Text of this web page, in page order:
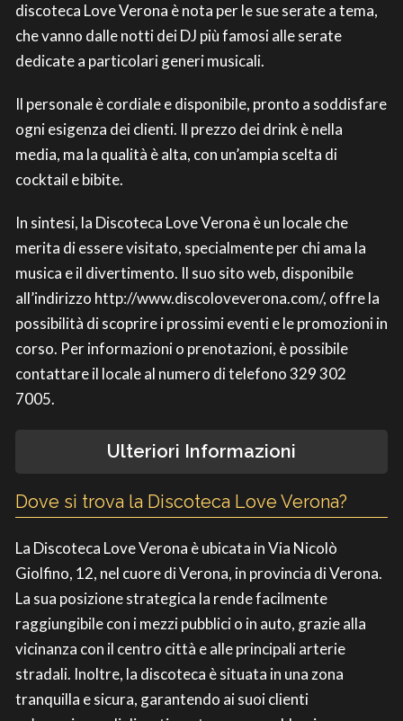
discoteca Love Verona è nota per le sue serate a tema,
che vanno dalle notti dei DJ più famosi alle serate
dedicate a particolari generi musicali.
Il personale è cordiale e disponibile, pronto a soddisfare
ogni esigenza dei clienti. Il prezzo dei drink è nella
media, ma la qualità è alta, con un’ampia scelta di
cocktail e bibite.
In sintesi, la Discoteca Love Verona è un locale che
merita di essere visitato, specialmente per chi ama la
musica e il divertimento. Il suo sito web, disponibile
all’indirizzo http://www.discoloveverona.com/, offre la
possibilità di scoprire i prossimi eventi e le promozioni in
corso. Per informazioni o prenotazioni, è possibile
contattare il locale al numero di telefono 329 302
7005.
Ulteriori Informazioni
Dove si trova la Discoteca Love Verona?
La Discoteca Love Verona è ubicata in Via Nicolò
Giolfino, 12, nel cuore di Verona, in provincia di Verona.
La sua posizione strategica la rende facilmente
raggiungibile con i mezzi pubblici o in auto, grazie alla
vicinanza con il centro città e alle principali arterie
stradali. Inoltre, la discoteca è situata in una zona
tranquilla e sicura, garantendo ai suoi clienti